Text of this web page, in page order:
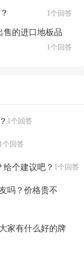
1个回答
售的进口地板品
1个回答
1个回答
1个回答
给个建议吧？ 1个回答
吗？价格贵不
家有什么好的牌